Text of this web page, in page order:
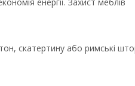
скатертину або римські